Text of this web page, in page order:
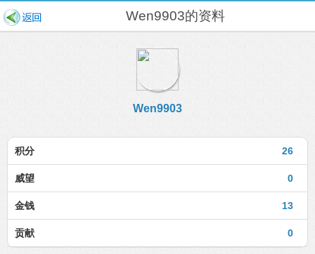
Wen9903的资料
Wen9903
26
积分
0
威望
13
金钱
0
贡献